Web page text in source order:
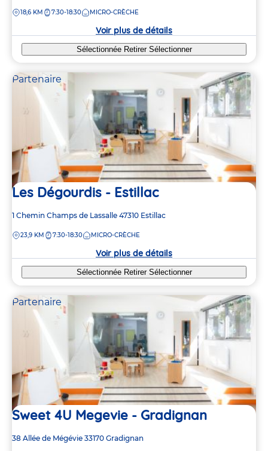
la
DISTANCE
18,6 KM 7:30-18:30 MICRO-CRÈCHE
Voir plus de détails
Sélectionnée Retirer Sélectionner
Partenaire
Les Dégourdis - Estillac
Adresse
la
1 Chemin Champs de Lassalle 47310 Estillac
DISTANCE
23,9 KM 7:30-18:30 MICRO-CRÈCHE
Voir plus de détails
Sélectionnée Retirer Sélectionner
Partenaire
Sweet 4U Megevie - Gradignan
Adresse
38 Allée de Mégévie 33170 Gradignan